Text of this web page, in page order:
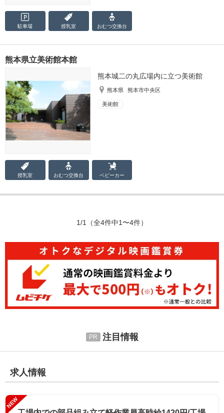
駐車場 授乳室 おむつ交換台
熊本県立美術館本館
熊本城二の丸広場内に立つ美術館
熊本県 熊本市中央区
美術館
授乳室 おむつ交換台 ベビーカー
1/1 （全4件中1〜4件）
注目情報
求人情報
NEW